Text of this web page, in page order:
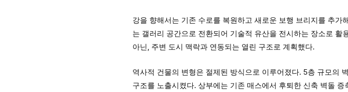
강을 향해서는 기존 수로를 복원하고 새로운 보행 브리지를 추
는 갤러리 공간으로 전환되어 기술적 유산을 전시하는 장소로
아닌, 주변 도시 맥락과 연동되는 열린 구조로 계획했다.
역사적 건물의 변형은 절제된 방식으로 이루어졌다. 5층 규모의
구조를 노출시켰다. 상부에는 기존 매스에서 후퇴한 신축 벽돌